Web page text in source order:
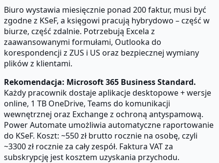
Biuro wystawia miesięcznie ponad 200 faktur, musi być
zgodne z KSeF, a księgowi pracują hybrydowo – część w
biurze, część zdalnie. Potrzebują Excela z
zaawansowanymi formułami, Outlooka do
korespondencji z ZUS i US oraz bezpiecznej wymiany
plików z klientami.
Rekomendacja: Microsoft 365 Business Standard.
Każdy pracownik dostaje aplikacje desktopowe + wersje
online, 1 TB OneDrive, Teams do komunikacji
wewnętrznej oraz Exchange z ochroną antyspamową.
Power Automate umożliwia automatyczne raportowanie
do KSeF. Koszt: ~550 zł brutto rocznie na osobę, czyli
~3300 zł rocznie za cały zespół. Faktura VAT za
subskrypcję jest kosztem uzyskania przychodu.